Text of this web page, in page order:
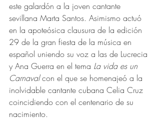
este galardón a la joven cantante
sevillana Marta Santos. Asimismo actuó
en la apoteósica clausura de la edición
29 de la gran fiesta de la música en
español uniendo su voz a las de Lucrecia
y Ana Guerra en el tema La vida es un
Carnaval con el que se homenajeó a la
inolvidable cantante cubana Celia Cruz
coincidiendo con el centenario de su
nacimiento.